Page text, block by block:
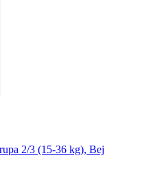
2/3 (15-36 kg), Bej